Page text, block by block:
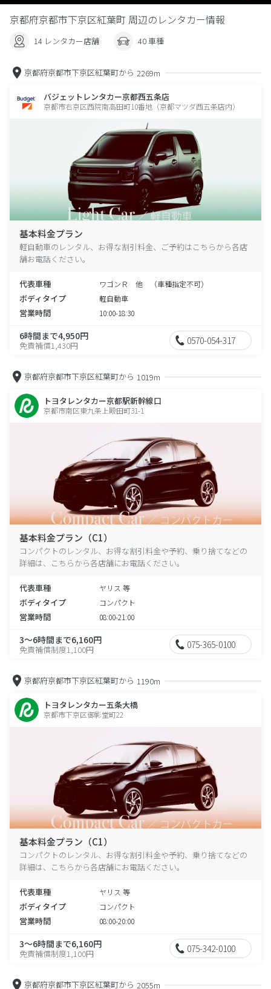
京都府京都市下京区紅葉町 周辺のレンタカー情報
14 レンタカー店舗 40 車種
京都府京都市下京区紅葉町から 2269m
バジェットレンタカー京都西五条店
京都市右京区西院南高田町10番地（京都マツダ西五条店内）
基本料金プラン
軽自動車のレンタル、お得な割引料金、ご予約はこちらから各店
舗お電話ください。
代表車種 ワゴンＲ 他 （車種指定不可）
ボディタイプ 軽自動車
営業時間 10:00-18:30
6時間まで4,950円
免責補償1,430円 0570-054-317
京都府京都市下京区紅葉町から 1019m
トヨタレンタカー京都駅新幹線口
京都市南区東九条上殿田町31-1
基本料金プラン（C1）
コンパクトのレンタル、お得な割引料金や予約、乗り捨てなどの
詳細は、こちらから各店舗にお電話ください。
代表車種 ヤリス 等
ボディタイプ コンパクト
営業時間 08:00-21:00
3～6時間まで6,160円
免責補償制度1,100円 075-365-0100
京都府京都市下京区紅葉町から 1190m
トヨタレンタカー五条大橋
京都市下京区御影堂町22
基本料金プラン（C1）
コンパクトのレンタル、お得な割引料金や予約、乗り捨てなどの
詳細は、こちらから各店舗にお電話ください。
代表車種 ヤリス 等
ボディタイプ コンパクト
営業時間 08:00-20:00
3～6時間まで6,160円
免責補償制度1,100円 075-342-0100
京都府京都市下京区紅葉町から 2055m